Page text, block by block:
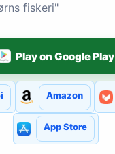
fiskeri"
Play on Google Play
Amazon
App Store